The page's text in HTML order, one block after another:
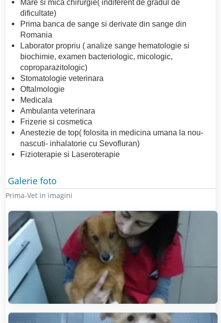
Mare si mica chirurgie( indiferent de gradul de
dificultate)
Prima banca de sange si derivate din sange din
Romania
Laborator propriu ( analize sange hematologie si
biochimie, examen bacteriologic, micologic,
coproparazitologic)
Stomatologie veterinara
Oftalmologie
Medicala
Ambulanta veterinara
Frizerie si cosmetica
Anestezie de top( folosita in medicina umana la nou-
nascuti- inhalatorie cu Sevofluran)
Fizioterapie si Laseroterapie
Galerie foto
Prima-Vet in imagini